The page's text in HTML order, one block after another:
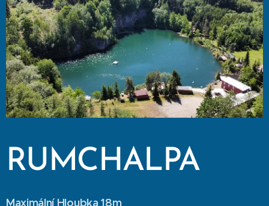
RUMCHALPA
Maximální Hloubka 18m